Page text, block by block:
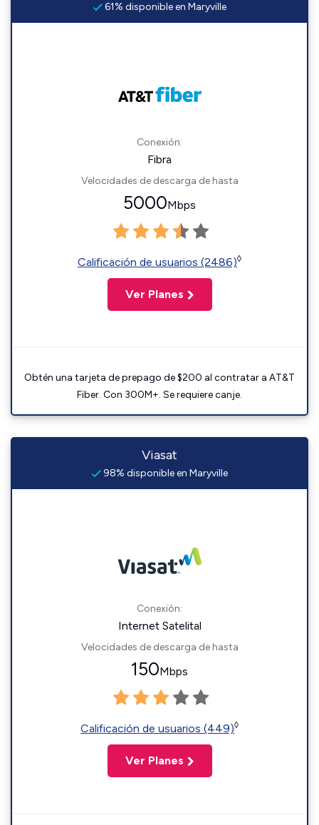
61% disponible en Maryville
Conexión:
Fibra
Velocidades de descarga de hasta
5000Mbps
Calificación de usuarios (2486)◊
Ver Planes
Obtén una tarjeta de prepago de $200 al contratar a AT&T
Fiber. Con 300M+. Se requiere canje.
Viasat
98% disponible en Maryville
Conexión:
Internet Satelital
Velocidades de descarga de hasta
150Mbps
Calificación de usuarios (449)◊
Ver Planes